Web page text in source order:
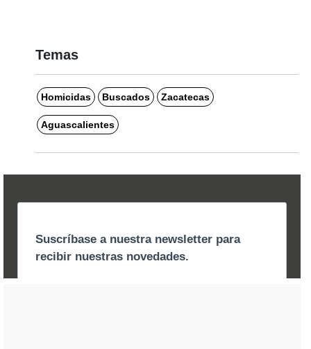
Temas
Homicidas Buscados Zacatecas
Aguascalientes